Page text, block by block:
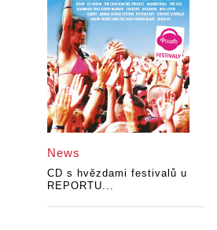
News
CD s hvězdami festivalů u
REPORTU...